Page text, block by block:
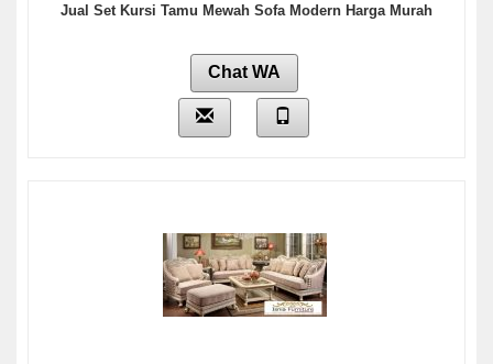
Jual Set Kursi Tamu Mewah Sofa Modern Harga Murah
Chat WA